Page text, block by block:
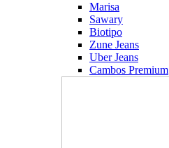
Marisa
Sawary
Biotipo
Zune Jeans
Uber Jeans
Cambos Premium